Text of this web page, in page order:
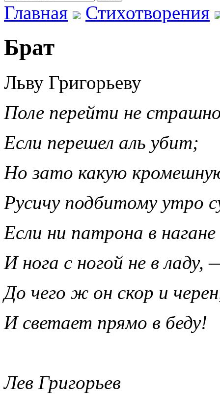
Главная
Стихотворения
Брат
Льву Григорьеву
Поле перейти не
Если перешел аль убит;
Но зато какую
Русичу подбитому утро
Если ни патрона в
И нога с ногой не в ладу,
До чего ж он скор и
И светает прямо в беду!
Лев Григорьев